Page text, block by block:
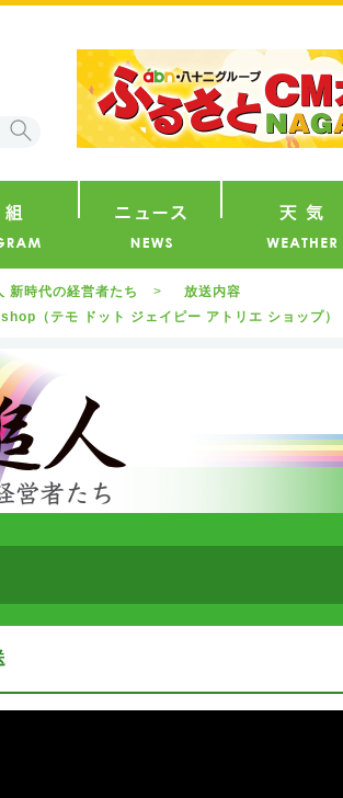
新時代の経営者たち
放送内容
（テモ ドット ジェイピー アトリエ ショップ）